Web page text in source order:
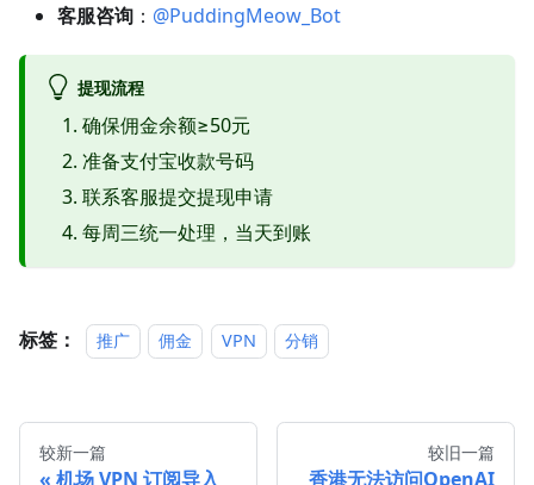
客服咨询 ： @PuddingMeow_Bot
提现流程
确保佣金余额≥50元
准备支付宝收款号码
联系客服提交提现申请
每周三统一处理，当天到账
标签： 推广 佣金 VPN 分销
较新一篇
机场 VPN 订阅导入
较旧一篇
香港无法访问OpenAI